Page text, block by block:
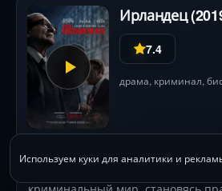
Ирландец
7.4
драма, криминал,
Водитель грузовика 1950-х
Используем куки для аналитики и